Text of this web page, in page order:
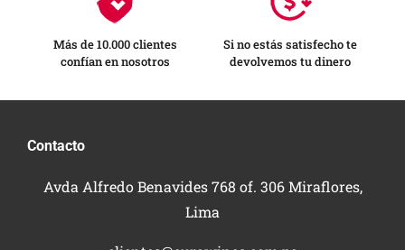
Más de 10.000 clientes
confían en nosotros
Si no estás satisfecho te
devolvemos tu dinero
Contacto
Avda Alfredo Benavides 768 of. 306 Miraflores,
Lima